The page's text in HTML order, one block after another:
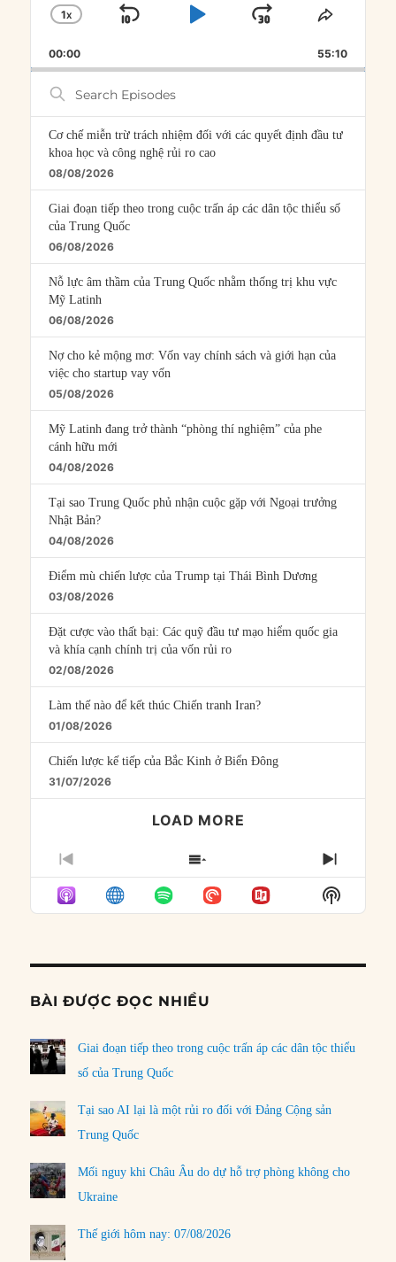
CHANGE
RATE
1X
SKIP
PLAYJUMP
FORWARD
SHARE
00:00 55:10
Search
Episodes
Cơ chế miễn trừ trách nhiệm đối với các quyết định đầu tư
khoa học và công nghệ rủi ro cao
08/08/2026
Giai đoạn tiếp theo trong cuộc trấn áp các dân tộc thiểu số
của Trung Quốc
06/08/2026
Nỗ lực âm thầm của Trung Quốc nhằm thống trị khu vực
Mỹ Latinh
06/08/2026
Nợ cho kẻ mộng mơ: Vốn vay chính sách và giới hạn của
việc cho startup vay vốn
05/08/2026
Mỹ Latinh đang trở thành “phòng thí nghiệm” của phe
cánh hữu mới
04/08/2026
Tại sao Trung Quốc phủ nhận cuộc gặp với Ngoại trưởng
Nhật Bản?
04/08/2026
Điểm mù chiến lược của Trump tại Thái Bình Dương
03/08/2026
Đặt cược vào thất bại: Các quỹ đầu tư mạo hiểm quốc gia
và khía cạnh chính trị của vốn rủi ro
02/08/2026
Làm thế nào để kết thúc Chiến tranh Iran?
01/08/2026
Chiến lược kế tiếp của Bắc Kinh ở Biển Đông
31/07/2026
LOAD MORE
PREVIOUS
EPISODE
SHOW
EPISODES
LIST
NEXT
Show
Podcast
BÀI ĐƯỢC ĐỌC NHIỀU
Giai đoạn tiếp theo trong cuộc trấn áp các dân tộc thiểu
số của Trung Quốc
Tại sao AI lại là một rủi ro đối với Đảng Cộng sản
Trung Quốc
Mối nguy khi Châu Âu do dự hỗ trợ phòng không cho
Ukraine
Thế giới hôm nay: 07/08/2026